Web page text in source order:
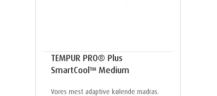
TEMPUR PRO® Plus
SmartCool™ Medium
Vores mest adaptive kølende madras.